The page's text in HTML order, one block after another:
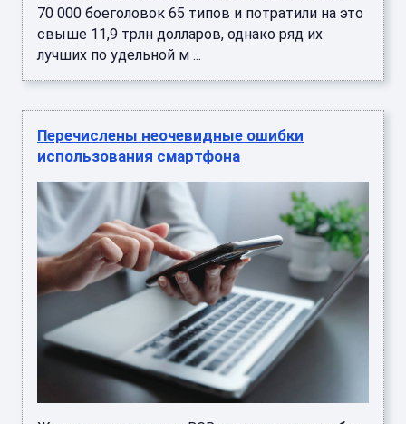
70 000 боеголовок 65 типов и потратили на это
свыше 11,9 трлн долларов, однако ряд их
лучших по удельной м ...
Перечислены неочевидные ошибки
использования смартфона